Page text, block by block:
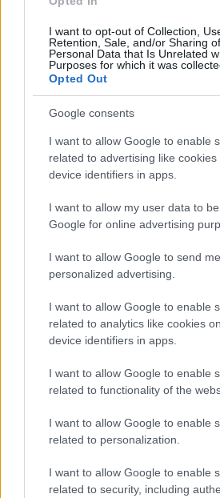
I want to opt-out of Collection,
Retention, Sale, and/or Sharing
Personal Data that Is Unrelated
Purposes for which it was
Opted Out
Google consents
I want to allow Google to enable
related to advertising like
device identifiers in apps.
I want to allow my user data to
Google for online advertising
I want to allow Google to send me
personalized advertising.
I want to allow Google to enable
related to analytics like cookies
device identifiers in apps.
I want to allow Google to enable
related to functionality of the
I want to allow Google to enable
related to personalization.
I want to allow Google to enable
related to security, including
Nagy igazolás - Sokszoros bajnok
Fehérvárhoz
Miért kulcsfontosságú a korszerű
egészségügyi intézményekben?